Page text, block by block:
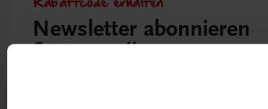
Newsletter abonnieren
& Versandkosten sparen